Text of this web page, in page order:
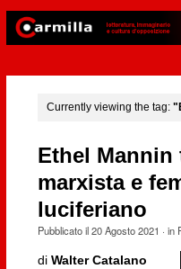
Currently viewing the tag:
Ethel Mannin
marxista e
luciferiano
Pubblicato il20 Agosto 2021 · in
di Walter Catalano